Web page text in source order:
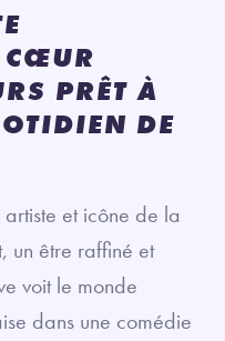
CŒUR
PRÊT À
DE
et icône de la
un être raffiné et
voit le monde
dans une comédie